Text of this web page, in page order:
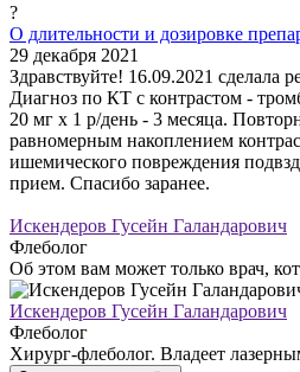
?
О длительности и дозировке
29 декабря 2021
Здравствуйте! 16.09.2021
Диагноз по КТ с контрастом -
20 мг х 1 р/день - 3 месяца.
равномерным накоплением
ишемического повреждения
прием. Спасибо заранее.
Искендеров Гусейн Галандарович
Флеболог
Об этом вам может только врач,
Искендеров Гусейн Галандарович
Флеболог
Хирург-флеболог. Владеет